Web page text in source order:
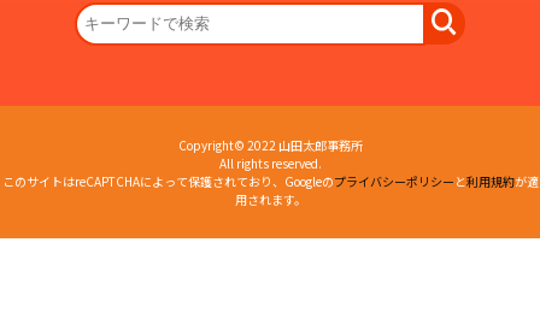
Copyright© 2022 山田太郎事務所
All rights reserved.
このサイトはreCAPTCHAによって保護されており、Googleのプライバシーポリシー と利用規約が適
用されます。